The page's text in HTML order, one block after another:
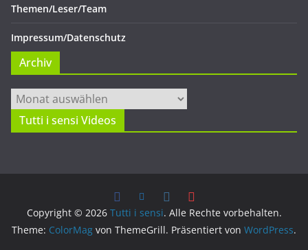
Themen/Leser/Team
Impressum/Datenschutz
Archiv
Archiv
Tutti i sensi Videos
Copyright © 2026 Tutti i sensi. Alle Rechte vorbehalten.
Theme: ColorMag von ThemeGrill. Präsentiert von WordPress.